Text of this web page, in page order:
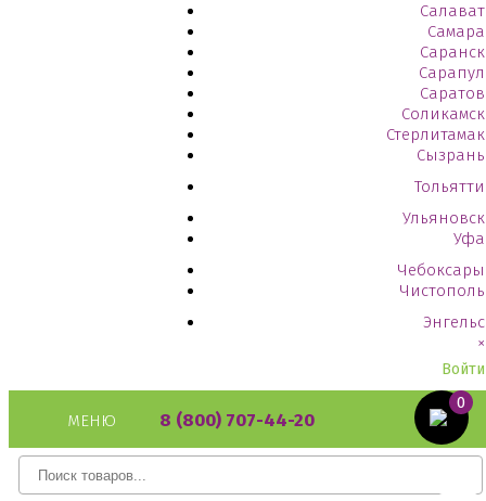
Салават
Самара
Саранск
Сарапул
Саратов
Соликамск
Стерлитамак
Сызрань
Тольятти
Ульяновск
Уфа
Чебоксары
Чистополь
Энгельс
×
Войти
МЕНЮ 8 (800) 707-44-20
0